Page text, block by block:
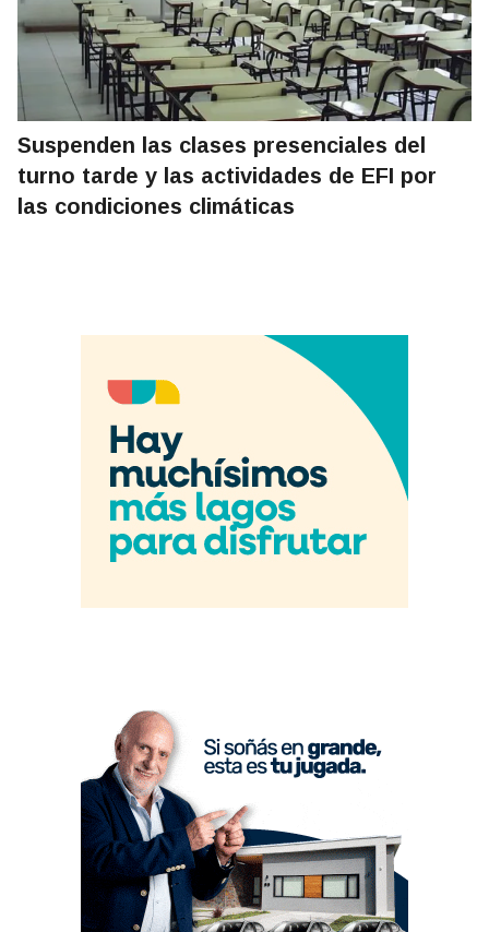
Suspenden las clases presenciales del
turno tarde y las actividades de EFI por
las condiciones climáticas